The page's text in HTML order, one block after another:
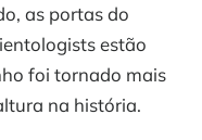
as portas do
estão
foi tornado mais
na história.